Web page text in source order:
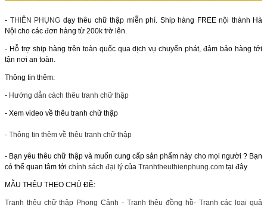
- THIÊN PHỤNG dạy thêu chữ thập miễn phí. Ship hàng FREE nội thành Hà
Nội cho các đơn hàng từ 200k trờ lên.
- Hỗ trợ ship hàng trên toàn quốc qua dịch vụ chuyển phát, đảm bảo hàng tới
tận nơi an toàn.
Thông tin thêm:
- Hướng dẫn cách thêu tranh chữ thập
- Xem video về thêu tranh chữ thập
- Thông tin thêm về thêu tranh chữ thập
- Bạn yêu thêu chữ thập và muốn cung cấp sản phẩm này cho mọi người ? Bạn
có thể quan tâm tới chính sách đại lý của Tranhtheuthienphung.com tại đây
MẪU THÊU THEO CHỦ ĐỀ:
Tranh thêu chữ thập Phong Cảnh - Tranh thêu đồng hồ- Tranh các loại quả